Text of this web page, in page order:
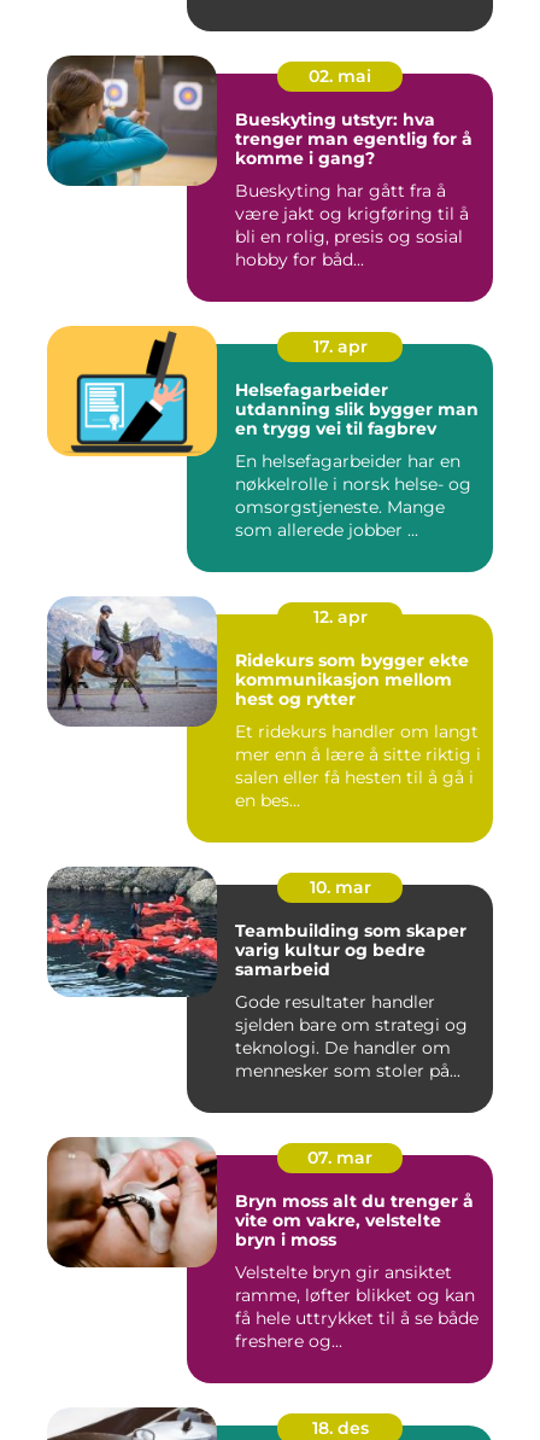
02. mai
Bueskyting utstyr: hva
trenger man egentlig for å
komme i gang?
Bueskyting har gått fra å
være jakt og krigføring til å
bli en rolig, presis og sosial
hobby for båd...
17. apr
Helsefagarbeider
utdanning slik bygger man
en trygg vei til fagbrev
En helsefagarbeider har en
nøkkelrolle i norsk helse- og
omsorgstjeneste. Mange
som allerede jobber ...
12. apr
Ridekurs som bygger ekte
kommunikasjon mellom
hest og rytter
Et ridekurs handler om langt
mer enn å lære å sitte riktig i
salen eller få hesten til å gå i
en bes...
10. mar
Teambuilding som skaper
varig kultur og bedre
samarbeid
Gode resultater handler
sjelden bare om strategi og
teknologi. De handler om
mennesker som stoler på...
07. mar
Bryn moss alt du trenger å
vite om vakre, velstelte
bryn i moss
Velstelte bryn gir ansiktet
ramme, løfter blikket og kan
få hele uttrykket til å se både
freshere og...
18. des